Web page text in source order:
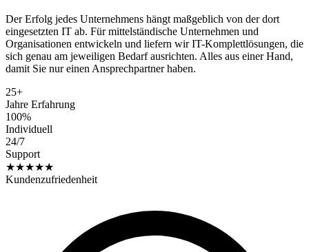
Der Erfolg jedes Unternehmens hängt maßgeblich von der dort
eingesetzten IT ab. Für mittelständische Unternehmen und
Organisationen entwickeln und liefern wir IT-Komplettlösungen, die
sich genau am jeweiligen Bedarf ausrichten. Alles aus einer Hand,
damit Sie nur einen Ansprechpartner haben.
25+
Jahre Erfahrung
100%
Individuell
24/7
Support
★★★★★
Kundenzufriedenheit